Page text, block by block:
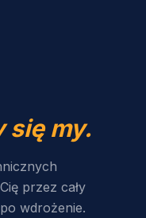
się my.
przez cały
wdrożenie.